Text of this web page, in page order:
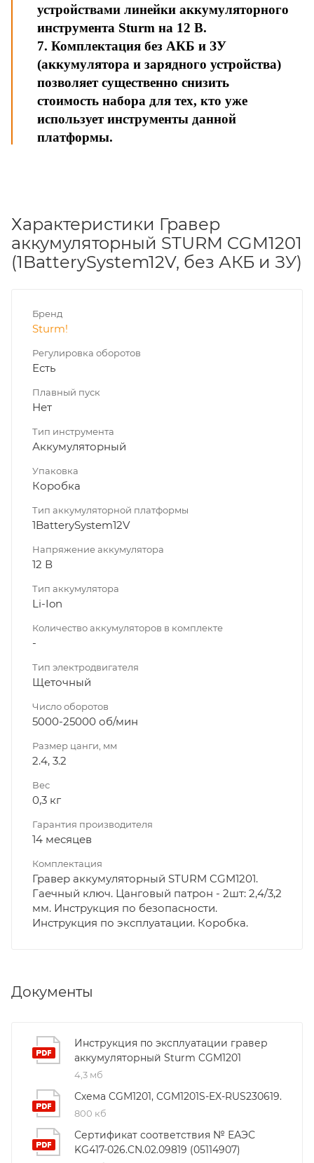
устройствами линейки аккумуляторного
инструмента Sturm на 12 В.
7. Комплектация без АКБ и ЗУ
(аккумулятора и зарядного устройства)
позволяет существенно снизить
стоимость набора для тех, кто уже
использует инструменты данной
платформы.
Характеристики Гравер
аккумуляторный STURM CGM1201
(1BatterySystem12V, без АКБ и ЗУ)
Бренд
Sturm!
Регулировка оборотов
Есть
Плавный пуск
Нет
Тип инструмента
Аккумуляторный
Упаковка
Коробка
Тип аккумуляторной платформы
1BatterySystem12V
Напряжение аккумулятора
12 В
Тип аккумулятора
Li-Ion
Количество аккумуляторов в комплекте
-
Тип электродвигателя
Щеточный
Число оборотов
5000-25000 об/мин
Размер цанги, мм
2.4, 3.2
Вес
0,3 кг
Гарантия производителя
14 месяцев
Комплектация
Гравер аккумуляторный STURM CGM1201.
Гаечный ключ. Цанговый патрон - 2шт: 2,4/3,2
мм. Инструкция по безопасности.
Инструкция по эксплуатации. Коробка.
Документы
Инструкция по эксплуатации гравер
аккумуляторный Sturm CGM1201
4,3 мб
Схема CGM1201, CGM1201S-EX-RUS230619.
800 кб
Сертификат соответствия № ЕАЭС
KG417-026.CN.02.09819 (05114907)